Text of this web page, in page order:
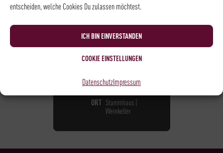
entscheiden, welche Cookies Du zulassen möchtest.
ICH BIN EINVERSTANDEN
COOKIE EINSTELLUNGEN
DatenschutzImpressum
BLINDTASTING
39,00€*
NOCH28PLÄTZE VERFÜGBAR
UHRZEIT 18:30 - 20:00
ORT Stammhaus |
Weinkeller